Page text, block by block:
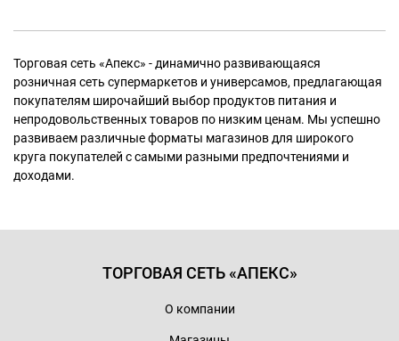
Торговая сеть «Апекс» - динамично развивающаяся
розничная сеть супермаркетов и универсамов, предлагающая
покупателям широчайший выбор продуктов питания и
непродовольственных товаров по низким ценам. Мы успешно
развиваем различные форматы магазинов для широкого
круга покупателей с самыми разными предпочтениями и
доходами.
ТОРГОВАЯ СЕТЬ «АПЕКС»
О компании